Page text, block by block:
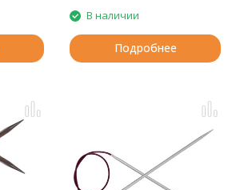
В наличии
Подробнее